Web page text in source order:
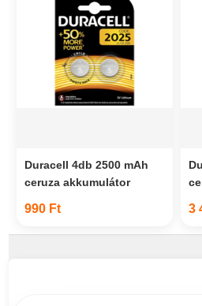
Duracell 4db 2500 mAh
ceruza akkumulátor
990 Ft 3